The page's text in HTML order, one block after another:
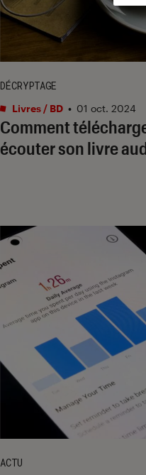
Comment
écouter son livre
DÉCRYPTAGE
Livres / BD • 01 oct. 2024
ACTU